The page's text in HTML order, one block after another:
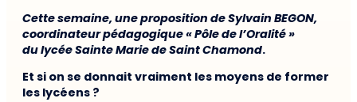
Cette semaine, une proposition deSylvain BEGON,
coordinateur pédagogique « Pôle de l’Oralité »
dulycée Sainte Marie de Saint Chamond.
Et si on se donnait vraiment les moyens de former
les lycéens ?